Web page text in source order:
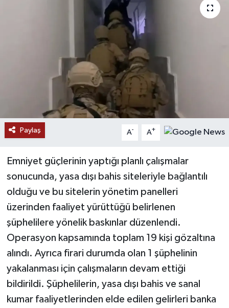
Paylaş A- A+
Emniyet güçlerinin yaptığı planlı çalışmalar
sonucunda, yasa dışı bahis siteleriyle bağlantılı
olduğu ve bu sitelerin yönetim panelleri
üzerinden faaliyet yürüttüğü belirlenen
şüphelilere yönelik baskınlar düzenlendi.
Operasyon kapsamında toplam 19 kişi gözaltına
alındı. Ayrıca firari durumda olan 1 şüphelinin
yakalanması için çalışmaların devam ettiği
bildirildi. Şüphelilerin, yasa dışı bahis ve sanal
kumar faaliyetlerinden elde edilen gelirleri banka